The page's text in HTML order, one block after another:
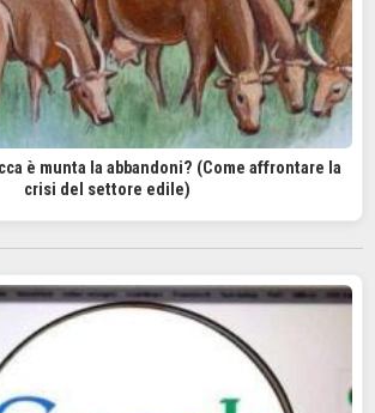
è munta la abbandoni? (Come affrontare la
crisi del settore edile)